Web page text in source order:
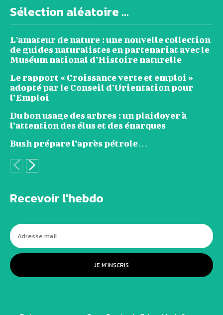
Sélection aléatoire ...
L’amateur de nature : une nouvelle collection
de guides naturalistes en partenariat avec le
Muséum national d’Histoire naturelle
Le rapport « Croissance verte et emploi »
adopté par le Conseil d’Orientation pour
l’Emploi
Du bon usage des arbres : un plaidoyer à
l’attention des élus et des énarques
Bush prépare l’après pétrole…
Recevoir l'hebdo
JE M'INSCRIS